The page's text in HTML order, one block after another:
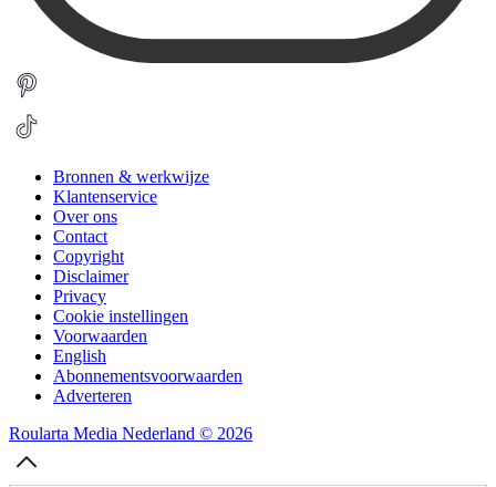
Bronnen & werkwijze
Klantenservice
Over ons
Contact
Copyright
Disclaimer
Privacy
Cookie instellingen
Voorwaarden
English
Abonnementsvoorwaarden
Adverteren
Roularta Media Nederland © 2026